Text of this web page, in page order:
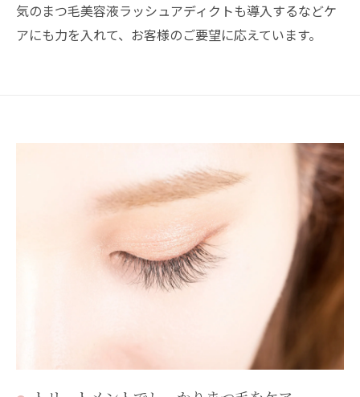
気のまつ毛美容液ラッシュアディクトも導入するなどケ
アにも力を入れて、お客様のご要望に応えています。